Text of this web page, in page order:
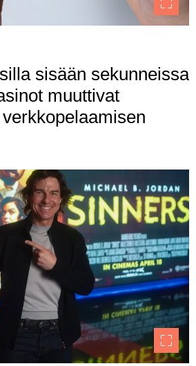
sisään sekunneissa
muuttivat